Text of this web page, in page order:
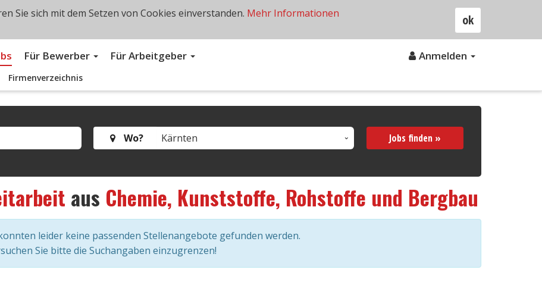
Für Bewerber Für Arbeitgeber Anmelden
Firmenverzeichnis
Wo? Jobs finden »
aus Chemie, Kunststoffe, Rohstoffe und Bergbau
leider keine passenden Stellenangebote gefunden werden.
Sie bitte die Suchangaben einzugrenzen!
ok
Sie sich mit dem Setzen von Cookies einverstanden. Mehr Informationen